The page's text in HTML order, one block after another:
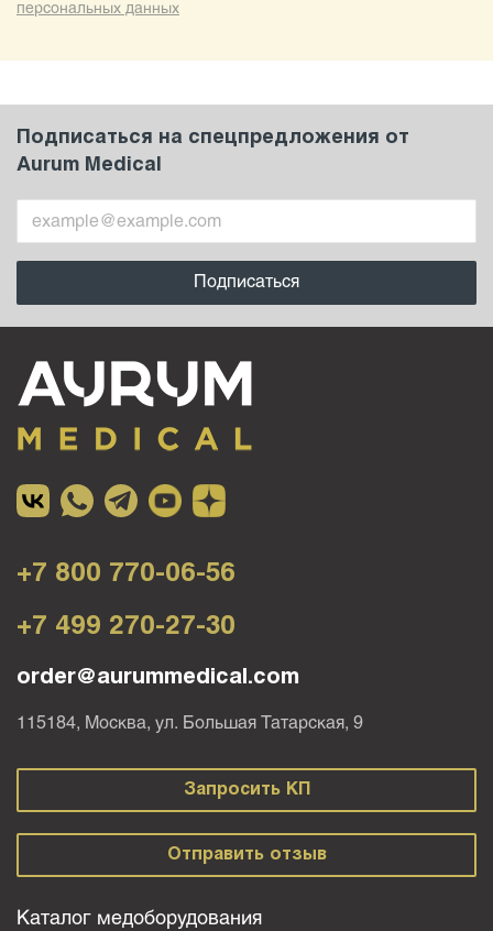
персональных данных
Подписаться на спецпредложения от
Aurum Medical
Каталог медоборудования
+7 800 770-06-56
+7 499 270-27-30
order@aurummedical.com
115184, Москва, ул. Большая Татарская, 9
Запросить КП
Отправить отзыв